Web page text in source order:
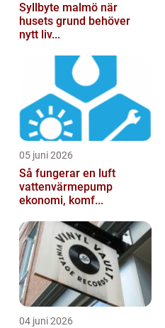
Syllbyte malmö när
husets grund behöver
nytt liv...
05 juni 2026
Så fungerar en luft
vattenvärmepump
ekonomi, komf...
04 juni 2026